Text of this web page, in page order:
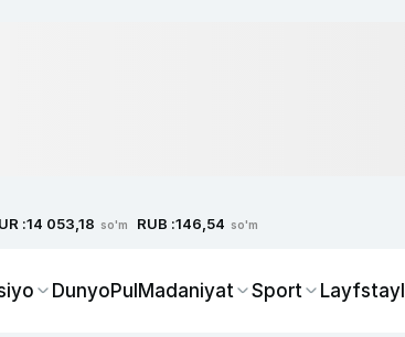
:14 053,18 so'm RUB :146,54 so'm
DunyoPulMadaniyat Sport Layfstayl